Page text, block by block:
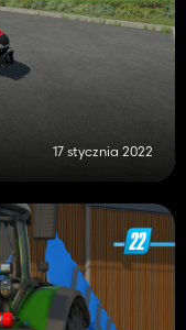
17 stycznia 2022